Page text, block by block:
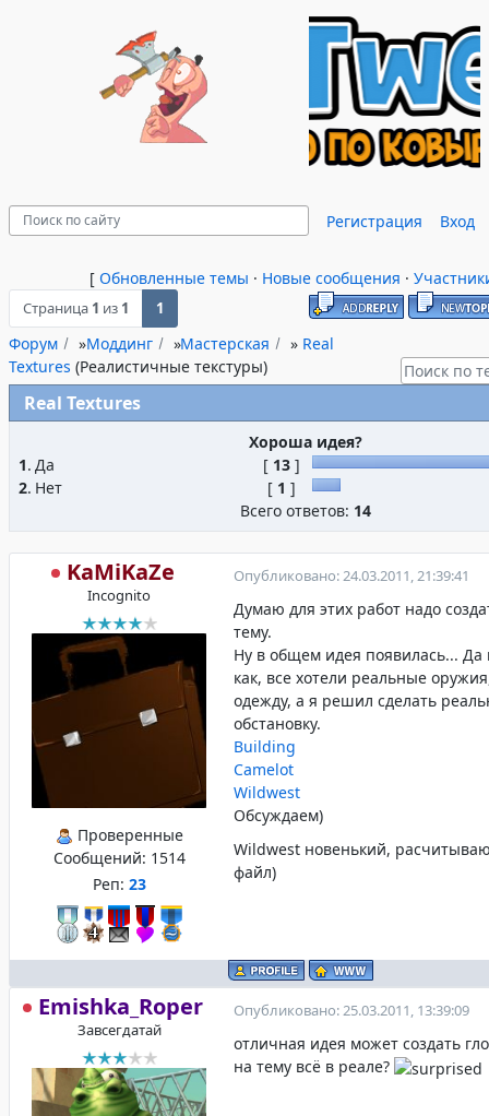
Регистрация Вход
[ Обновленные темы · Новые сообщения ·
Страница 1 из 1 1
Форум »Моддинг »Мастерская » Real
Textures (Реалистичные текстуры)
Real Textures
Хороша идея?
1. Да [ 13 ]
2. Нет [ 1 ]
Всего ответов: 14
KaMiKaZe
Incognito
Проверенные
Сообщений: 1514
Реп: 23
Опубликовано: 24.03.2011, 21:39:41
Думаю для этих работ надо
тему.
Ну в общем идея появилась...
как, все хотели реальные
одежду, а я решил сделать
обстановку.
Building
Camelot
Wildwest
Обсуждаем)
Wildwest новенький,
файл)
Emishka_Roper
Завсегдатай
Опубликовано: 25.03.2011, 13:39:09
отличная идея может создать
на тему всё в реале?